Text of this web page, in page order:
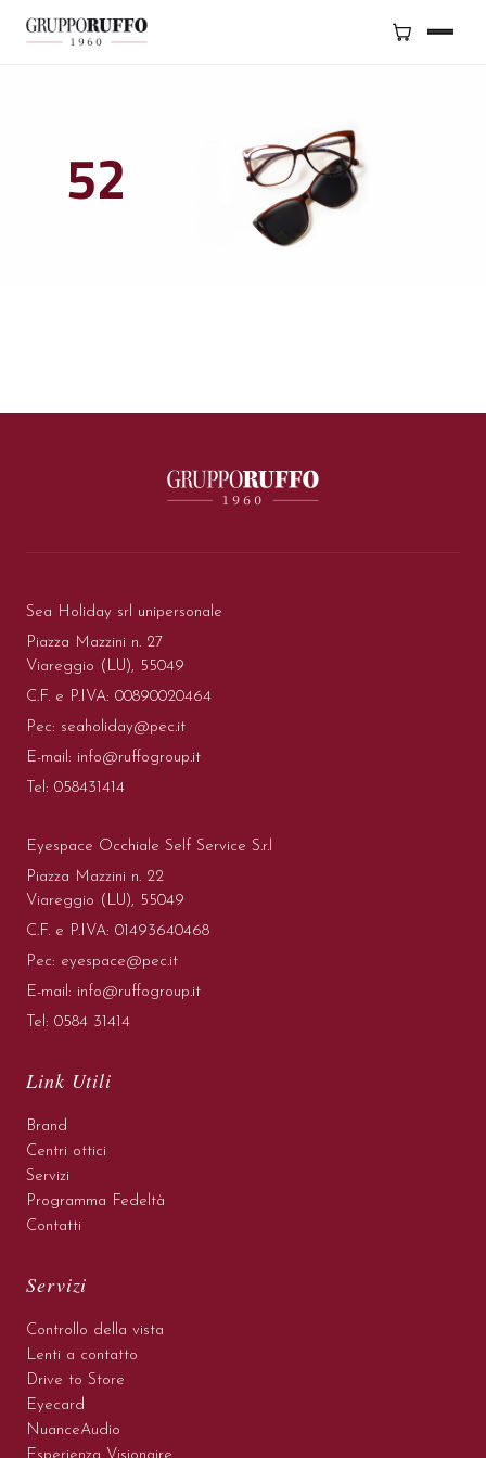
GRUPPO52
Sea Holiday srl unipersonale
Piazza Mazzini n. 27
Viareggio (LU), 55049
C.F. e P.IVA: 00890020464
Pec: seaholiday@pec.it
E-mail: info@ruffogroup.it
Tel: 058431414
Eyespace Occhiale Self Service S.r.l
Piazza Mazzini n. 22
Viareggio (LU), 55049
C.F. e P.IVA: 01493640468
Pec: eyespace@pec.it
E-mail: info@ruffogroup.it
Tel: 0584 31414
Link Utili
Brand
Centri ottici
Servizi
Programma Fedeltà
Contatti
Servizi
Controllo della vista
Lenti a contatto
Drive to Store
Eyecard
NuanceAudio